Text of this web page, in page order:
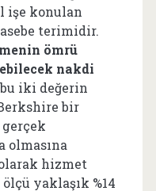
işe konulan
terimidir.
ömrü
nakdi
iki değerin
bir
olmasına
hizmet
yaklaşık %14